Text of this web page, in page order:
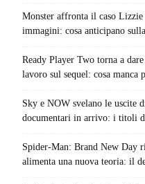
Monster affronta il caso
immagini: cosa anticipano
Ready Player Two torna a
lavoro sul sequel: cosa
Sky e NOW svelano le uscite
documentari in arrivo: i titoli
Spider-Man: Brand New Day
alimenta una nuova teoria: il